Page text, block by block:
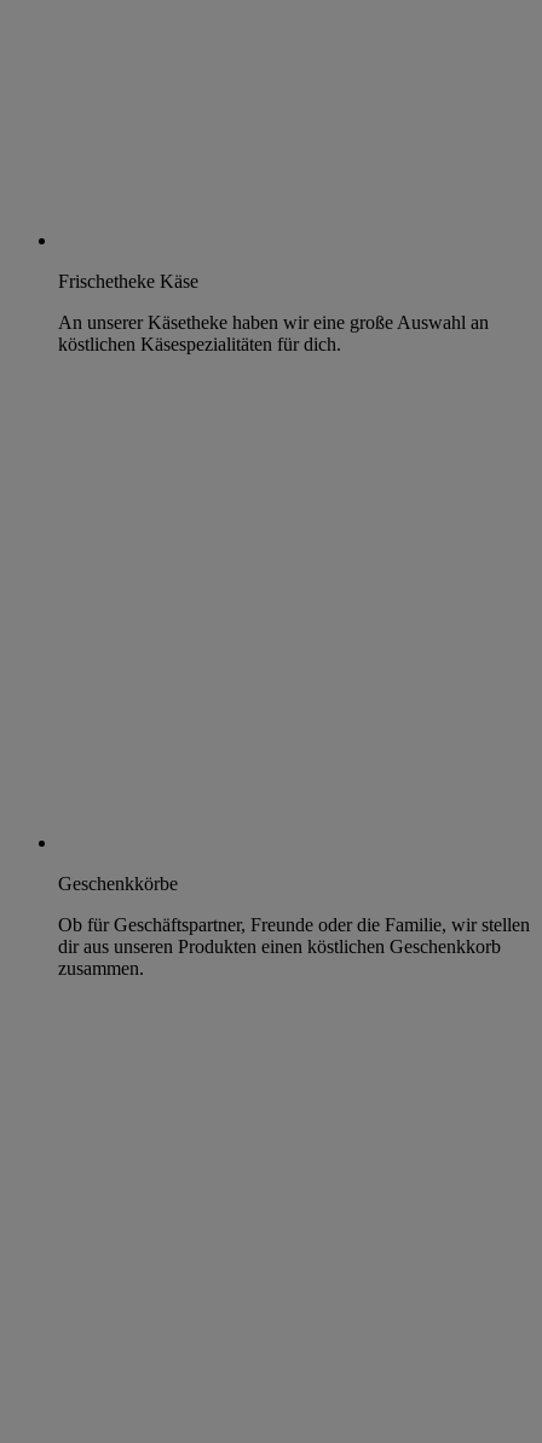
Frischetheke Käse
An unserer Käsetheke haben wir eine große Auswahl an
köstlichen Käsespezialitäten für dich.
Geschenkkörbe
Ob für Geschäftspartner, Freunde oder die Familie, wir stellen
dir aus unseren Produkten einen köstlichen Geschenkkorb
zusammen.